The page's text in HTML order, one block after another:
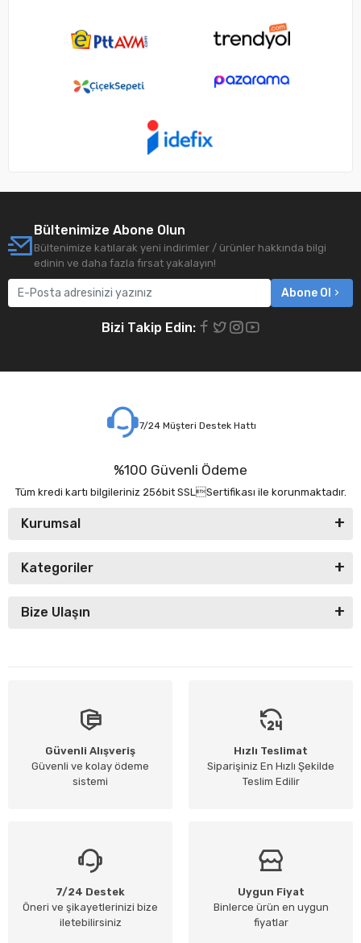
Bültenimize Abone Olun
Bültenimize katılarak yeni indirimler / ürünler hakkında bilgi
edinin ve daha fazla fırsat yakalayın!
Abone Ol
Bizi Takip Edin:
7/24 Müşteri Destek Hattı
%100 Güvenli Ödeme
Tüm kredi kartı bilgileriniz 256bit SSLSertifikası ile korunmaktadır.
Kurumsal
Kategoriler
Bize Ulaşın
Güvenli Alışveriş
Güvenli ve kolay ödeme
sistemi
Hızlı Teslimat
Siparişiniz En Hızlı Şekilde
Teslim Edilir
7/24 Destek
Öneri ve şikayetlerinizi bize
iletebilirsiniz
Uygun Fiyat
Binlerce ürün en uygun
fiyatlar